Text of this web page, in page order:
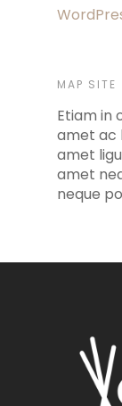
MAP SITE
Etiam in
amet ac
amet
amet
neque